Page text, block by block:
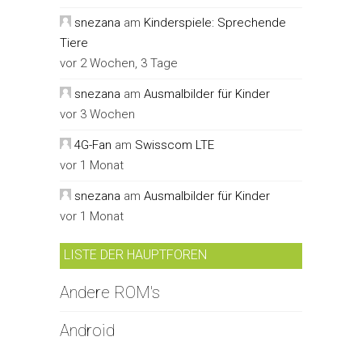
snezana am Kinderspiele: Sprechende
Tiere
vor 2 Wochen, 3 Tage
snezana am Ausmalbilder für Kinder
vor 3 Wochen
4G-Fan am Swisscom LTE
vor 1 Monat
snezana am Ausmalbilder für Kinder
vor 1 Monat
LISTE DER HAUPTFOREN
Andere ROM's
Android